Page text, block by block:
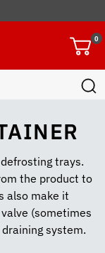
trays.
the product to
also make it
(sometimes
system.
0